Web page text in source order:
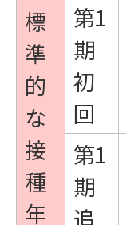
標
準
的
な
接
種
年
第1
期
初
回
第1
期
追